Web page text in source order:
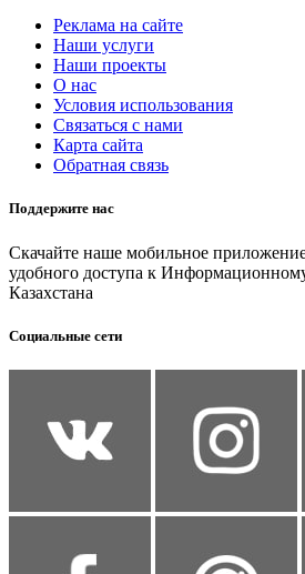
Реклама на сайте
Наши услуги
Наши проекты
О нас
Условия использования
Связаться с нами
Карта сайта
Обратная связь
Поддержите нас
Скачайте наше мобильное
удобного доступа к
Казахстана
Социальные сети